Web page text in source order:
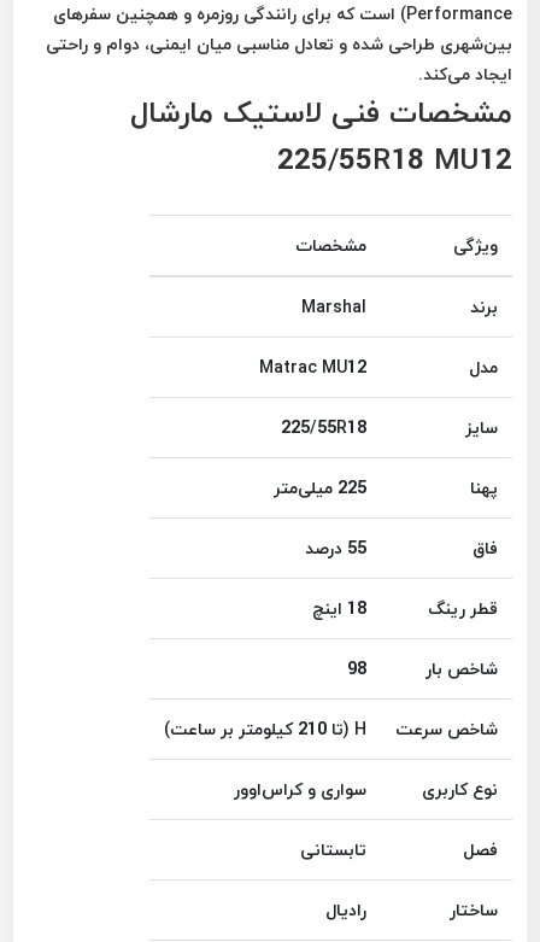
Performance) است که برای رانندگی روزمره و همچنین سفرهای
بین‌شهری طراحی شده و تعادل مناسبی میان ایمنی، دوام و راحتی
ایجاد می‌کند.
مشخصات فنی لاستیک مارشال
225/55R18 MU12
ویژگی مشخصات
برند
Marshal
مدل
Matrac MU12
سایز
225/55R18
پهنا
225 میلی‌متر
فاق
55 درصد
قطر رینگ
18 اینچ
شاخص بار
98
شاخص سرعت
H (تا 210 کیلومتر بر ساعت)
نوع کاربری
سواری و کراس‌اوور
فصل
تابستانی
ساختار
رادیال